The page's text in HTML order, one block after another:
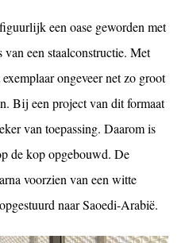
een oase geworden met
een staalconstructie. Met
ongeveer net zo groot
Bij een project van dit formaat
van toepassing. Daarom is
de kop opgebouwd. De
voorzien van een witte
naar Saoedi-Arabië.